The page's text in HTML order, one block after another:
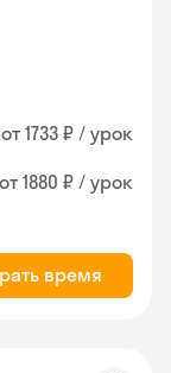
от 1733 ₽ / урок
от 1880 ₽ / урок
время